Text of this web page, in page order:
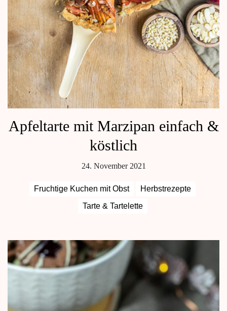
Apfeltarte mit Marzipan einfach &
köstlich
24. November 2021
Fruchtige Kuchen mit Obst
Herbstrezepte
Tarte & Tartelette